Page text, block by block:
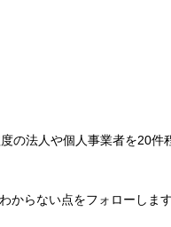
の法人や個人事業者を20件
からない点をフォローします